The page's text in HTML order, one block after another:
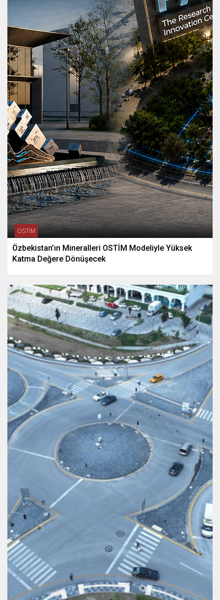
OSTİM
Özbekistan’ın Mineralleri OSTİM Modeliyle Yüksek
Katma Değere Dönüşecek